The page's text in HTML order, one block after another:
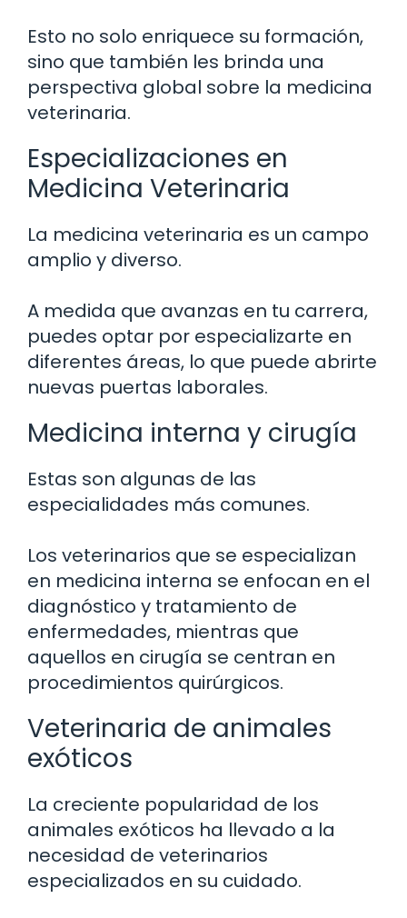
Esto no solo enriquece su formación,
sino que también les brinda una
perspectiva global sobre la medicina
veterinaria.
Especializaciones en
Medicina Veterinaria
La medicina veterinaria es un campo
amplio y diverso.
A medida que avanzas en tu carrera,
puedes optar por especializarte en
diferentes áreas, lo que puede abrirte
nuevas puertas laborales.
Medicina interna y cirugía
Estas son algunas de las
especialidades más comunes.
Los veterinarios que se especializan
en medicina interna se enfocan en el
diagnóstico y tratamiento de
enfermedades, mientras que
aquellos en cirugía se centran en
procedimientos quirúrgicos.
Veterinaria de animales
exóticos
La creciente popularidad de los
animales exóticos ha llevado a la
necesidad de veterinarios
especializados en su cuidado.